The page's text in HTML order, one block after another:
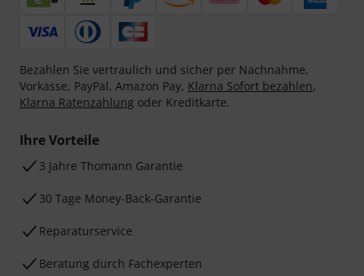
Bezahlen Sie vertraulich und sicher per Nachnahme,
Vorkasse, PayPal, Amazon Pay, Klarna Sofort bezahlen,
Klarna Ratenzahlung oder Kreditkarte.
Ihre Vorteile
3 Jahre Thomann Garantie
30 Tage Money-Back-Garantie
Reparaturservice
Beratung durch Fachexperten